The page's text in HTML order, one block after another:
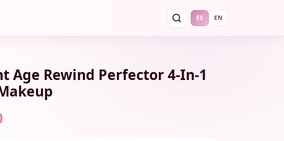
ES EN
Age Rewind Perfector 4-In-1